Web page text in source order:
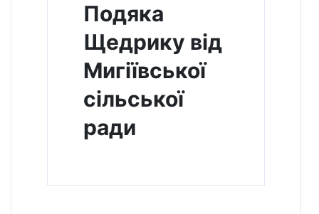
Подяка
Щедрику від
Мигіївської
сільської
ради